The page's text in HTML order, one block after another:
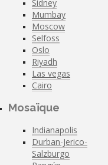
Sidney
Mumbay
Moscow
Selfoss
Oslo
Riyadh
Las vegas
Cairo
Mosaïque
Indianapolis
Durban-Jerico-
Salzburgo